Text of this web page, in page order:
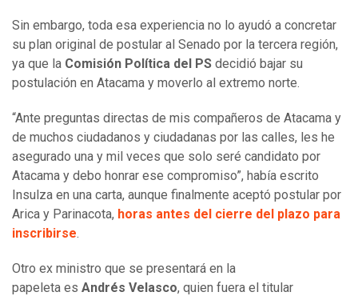
Sin embargo, toda esa experiencia no lo ayudó a concretar
su plan original de postular al Senado por la tercera región,
ya que la Comisión Política del PS decidió bajar su
postulación en Atacama y moverlo al extremo norte.
“Ante preguntas directas de mis compañeros de Atacama y
de muchos ciudadanos y ciudadanas por las calles, les he
asegurado una y mil veces que solo seré candidato por
Atacama y debo honrar ese compromiso”, había escrito
Insulza en una carta, aunque finalmente aceptó postular por
Arica y Parinacota, horas antes del cierre del plazo para
inscribirse.
Otro ex ministro que se presentará en la
papeleta es Andrés Velasco, quien fuera el titular